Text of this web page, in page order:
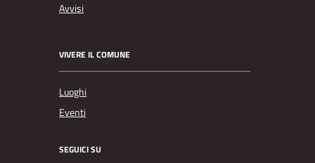
Avvisi
VIVERE IL COMUNE
Luoghi
Eventi
SEGUICI SU